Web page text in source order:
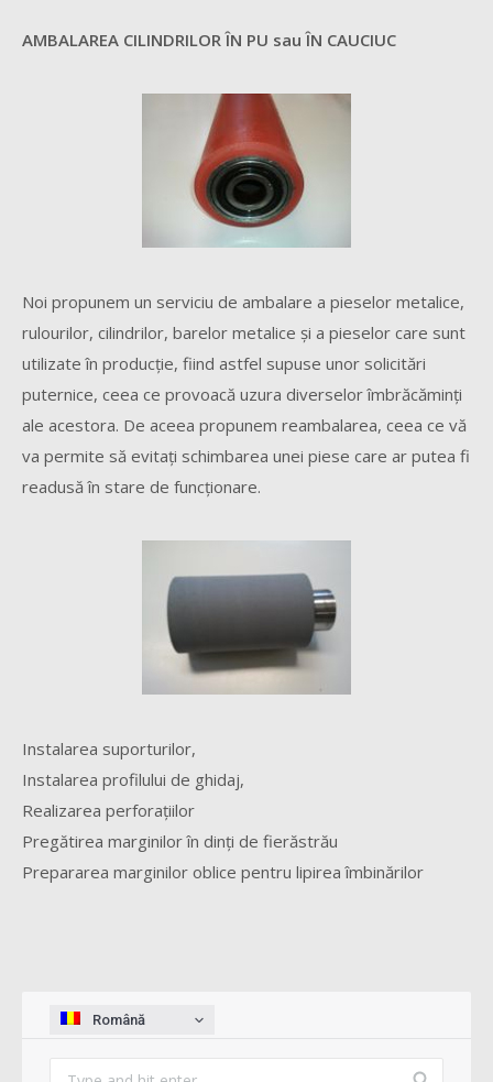
AMBALAREA CILINDRILOR ÎN PU sau ÎN CAUCIUC
Noi propunem un serviciu de ambalare a pieselor metalice,
rulourilor, cilindrilor, barelor metalice şi a pieselor care sunt
utilizate în producţie, fiind astfel supuse unor solicitări
puternice, ceea ce provoacă uzura diverselor îmbrăcăminţi
ale acestora. De aceea propunem reambalarea, ceea ce vă
va permite să evitaţi schimbarea unei piese care ar putea fi
readusă în stare de funcţionare.
Instalarea suporturilor,
Instalarea profilului de ghidaj,
Realizarea perforaţiilor
Pregătirea marginilor în dinţi de fierăstrău
Prepararea marginilor oblice pentru lipirea îmbinărilor
Română